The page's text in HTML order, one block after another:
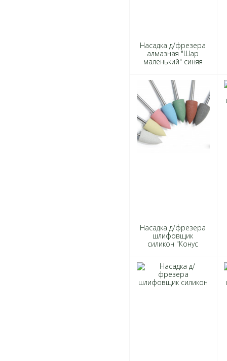
Насадка д/фрезера
алмазная "Шар
маленький" синяя
Насадка д/фрезера
шлифовщик
силикон "Конус